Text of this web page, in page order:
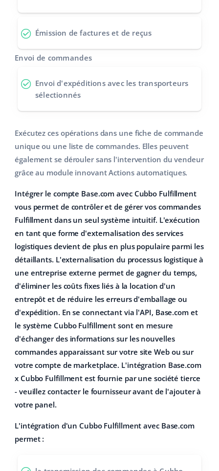
Émission de factures et de reçus
Envoi de commandes
Envoi d'expéditionsavec les transporteurs
sélectionnés
Exécutez ces opérations dans une fiche de commande
unique ou une liste de commandes. Elles peuvent
également se dérouler sans l'intervention du vendeur
grâce au module innovant Actions automatiques.
Intégrer le compte Base.com avec Cubbo Fulfillment
vous permet de contrôler et de gérer vos commandes
Fulfillment dans un seul système intuitif. L'exécution
en tant que forme d'externalisation des services
logistiques devient de plus en plus populaire parmi les
détaillants. L'externalisation du processus logistique à
une entreprise externe permet de gagner du temps,
d'éliminer les coûts fixes liés à la location d'un
entrepôt et de réduire les erreurs d'emballage ou
d'expédition. En se connectant via l'API, Base.com et
le système Cubbo Fulfillment sont en mesure
d'échanger des informations sur les nouvelles
commandes apparaissant sur votre site Web ou sur
votre compte de marketplace. L'intégration Base.com
x Cubbo Fulfillment est fournie par une société tierce
- veuillez contacter le fournisseur avant de l'ajouter à
votre panel.
L'intégration d'un Cubbo Fulfillment avec Base.com
permet :